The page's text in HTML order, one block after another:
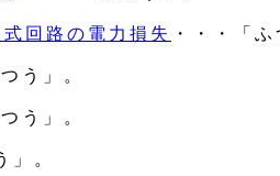
回路の電力損失 ・・・「ふ
う」。
う」。
」。